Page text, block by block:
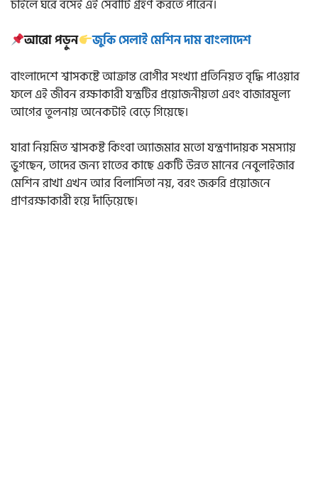
চাইলে ঘরে বসেই এই সেবাটি গ্রহণ করতে পারেন।
আরো পড়ুন
জুকি সেলাই মেশিন দাম বাংলাদেশ
বাংলাদেশে শ্বাসকষ্টে আক্রান্ত রোগীর সংখ্যা প্রতিনিয়ত বৃদ্ধি পাওয়ার
ফলে এই জীবন রক্ষাকারী যন্ত্রটির প্রয়োজনীয়তা এবং বাজারমূল্য
আগের তুলনায় অনেকটাই বেড়ে গিয়েছে।
যারা নিয়মিত শ্বাসকষ্ট কিংবা অ্যাজমার মতো যন্ত্রণাদায়ক সমস্যায়
ভুগছেন, তাদের জন্য হাতের কাছে একটি উন্নত মানের নেবুলাইজার
মেশিন রাখা এখন আর বিলাসিতা নয়, বরং জরুরি প্রয়োজনে
প্রাণরক্ষাকারী হয়ে দাঁড়িয়েছে।